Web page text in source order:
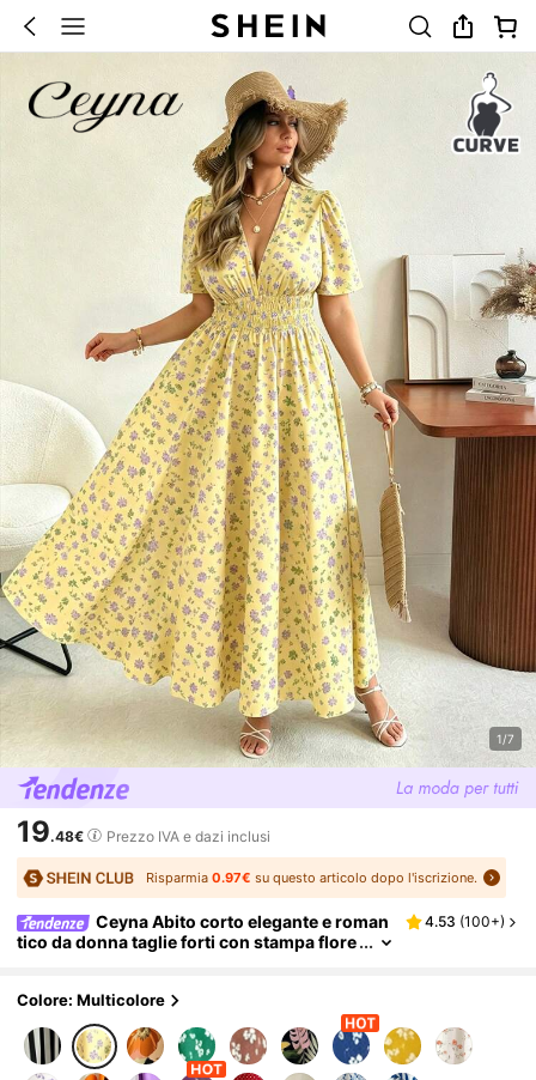
1/7
19.48€ Prezzo IVA e dazi inclusi
Risparmia0.97€ su questo articolo dopo l'iscrizione.
Ceyna Abito corto elegante e roman
tico da donna taglie forti con stampa flore
4.53 (100+)
Colore: Multicolore